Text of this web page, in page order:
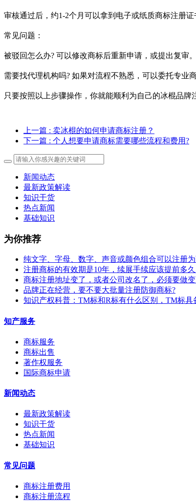
审核通过后，约1-2个月可以拿到电子或纸质商标注册
常见问题：
被驳回怎么办? 可以修改商标后重新申请，或提出复审。
需要找代理机构吗? 如果对流程不熟悉，可以委托专业
只要按照以上步骤操作，你就能顺利为自己的冰棍品
上一篇 : 卖冰棍的如何申请商标注册？
下一篇 : 个人想要申请商标需要哪些流程和费用?
新闻动态
最新政策解读
知识干货
热点新闻
基础知识
为你推荐
纯文字、字母、数字、声音或颜色组合可以注册为
注册商标的有效期是10年，续展手续应该提前多
商标注册地址变了，或者公司改名了，必须要做
​品牌正在经营，要不要大批量注册防御商标?
知识产权科普：TM标和R标有什么区别，TM标具
知产服务
商标服务
商标出售
著作权服务
国际商标申请
新闻动态
最新政策解读
知识干货
热点新闻
基础知识
常见问题
商标注册费用
商标注册流程